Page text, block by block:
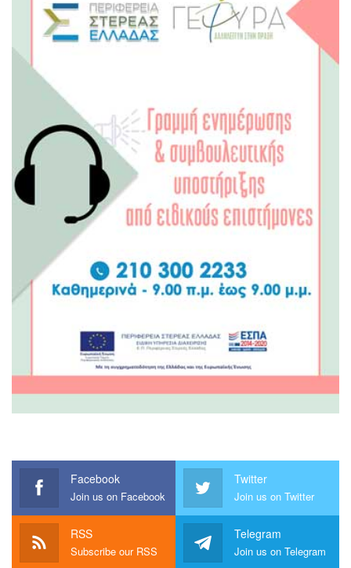
Facebook
Join us on Facebook
Twitter
Join us on Twitter
RSS
Subscribe our RSS
Telegram
Join us on Telegram